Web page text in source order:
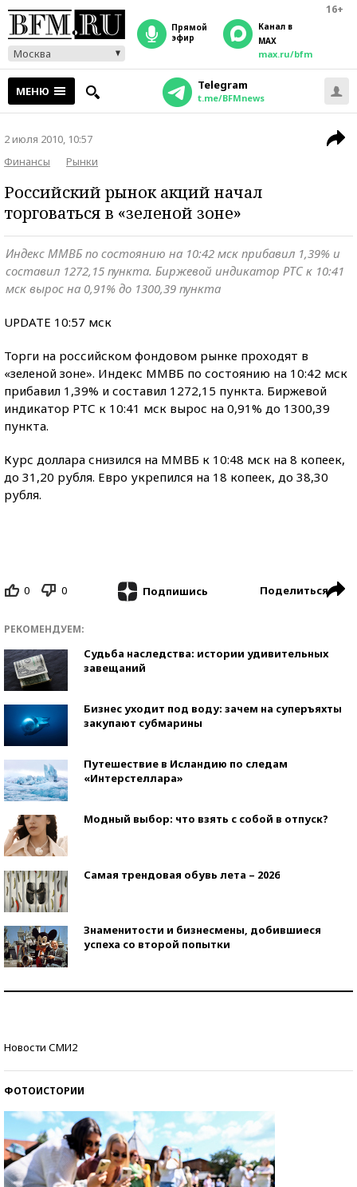
16+
Москва
прямой
эфир
Канал в
MAX
max.ru/bfm
МЕНЮ Telegram
t.me/BFMnews
2 июля 2010, 10:57
Финансы
Рынки
Российский рынок акций начал
торговаться в «зеленой зоне»
Индекс ММВБ по состоянию на 10:42 мск прибавил 1,39% и
составил 1272,15 пункта. Биржевой индикатор РТС к 10:41
мск вырос на 0,91% до 1300,39 пункта
UPDATE 10:57 мск
Торги на российском фондовом рынке проходят в
«зеленой зоне». Индекс ММВБ по состоянию на 10:42 мск
прибавил 1,39% и составил 1272,15 пункта. Биржевой
индикатор РТС к 10:41 мск вырос на 0,91% до 1300,39
пункта.
Курс доллара снизился на ММВБ к 10:48 мск на 8 копеек,
до 31,20 рубля. Евро укрепился на 18 копеек, до 38,30
рубля.
0 0 Подпишись Поделиться
РЕКОМЕНДУЕМ:
Судьба наследства: истории удивительных
завещаний
Бизнес уходит под воду: зачем на суперъяхты
закупают субмарины
Путешествие в Исландию по следам
«Интерстеллара»
Модный выбор: что взять с собой в отпуск?
Самая трендовая обувь лета – 2026
Знаменитости и бизнесмены, добившиеся
успеха со второй попытки
Новости СМИ2
ФОТОИСТОРИИ